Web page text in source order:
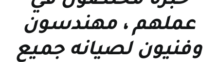
عملهم ، مهندسون
وفنيون لصيانه جميع